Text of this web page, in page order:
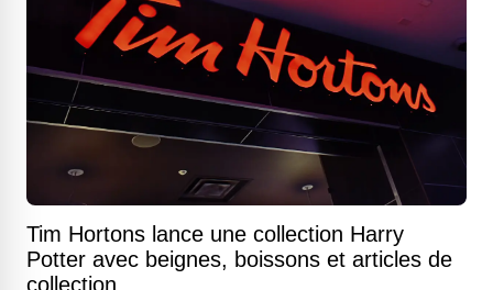
Tim Hortons lance une collection Harry
Potter avec beignes, boissons et articles de
collection